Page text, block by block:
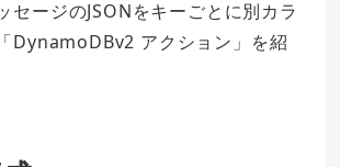
セージのJSONをキーごとに別カラ
DynamoDBv2 アクション」を紹